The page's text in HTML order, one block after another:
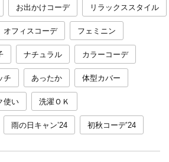
お出かけコーデ リラックススタイル
オフィスコーデ フェミニン
ナチュラル カラーコーデ
チ あったか 体型カバー
使い 洗濯ＯＫ
雨の日キャン’24 初秋コーデ’24